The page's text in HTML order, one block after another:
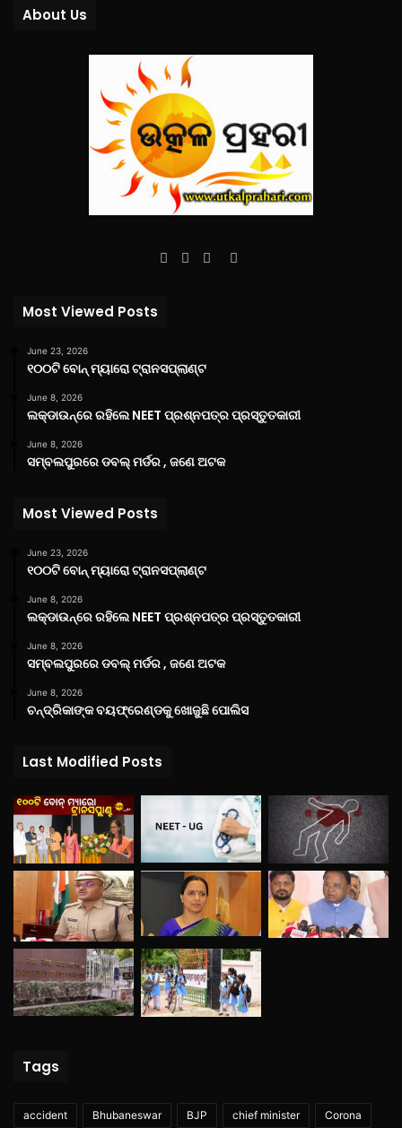
About Us
Facebook
TwitterYouTube
Instagram
Most Viewed Posts
June 23, 2026
୧୦୦ଟି ବୋନ୍ ମ୍ୟାରୋ ଟ୍ରାନସପ୍ଲାଣ୍ଟ
June 8, 2026
ଲକ୍‌ଡାଉନ୍‌ରେ ରହିଲେ NEET ପ୍ରଶ୍ନପତ୍ର ପ୍ରସ୍ତୁତକାରୀ
June 8, 2026
ସମ୍ବଲପୁରରେ ଡବଲ୍ ମର୍ଡର , ଜଣେ ଅଟକ
Most Viewed Posts
June 23, 2026
୧୦୦ଟି ବୋନ୍ ମ୍ୟାରୋ ଟ୍ରାନସପ୍ଲାଣ୍ଟ
June 8, 2026
ଲକ୍‌ଡାଉନ୍‌ରେ ରହିଲେ NEET ପ୍ରଶ୍ନପତ୍ର ପ୍ରସ୍ତୁତକାରୀ
June 8, 2026
ସମ୍ବଲପୁରରେ ଡବଲ୍ ମର୍ଡର , ଜଣେ ଅଟକ
June 8, 2026
ଚନ୍ଦ୍ରିକାଙ୍କ ବୟଫ୍ରେଣ୍ଡକୁ ଖୋଜୁଛି ପୋଲିସ
Last Modified Posts
Tags
accident Bhubaneswar BJP chief minister Corona